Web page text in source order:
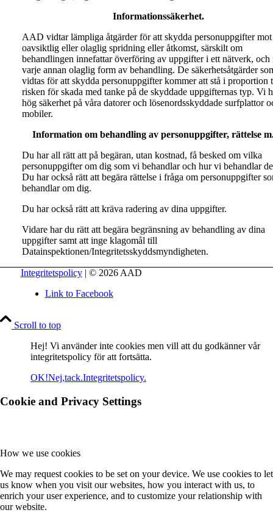
Informationssäkerhet.
AAD vidtar lämpliga åtgärder för att skydda personuppgifter mot
oavsiktlig eller olaglig spridning eller åtkomst, särskilt om
behandlingen innefattar överföring av uppgifter i ett nätverk, och
varje annan olaglig form av behandling. De säkerhetsåtgärder
vidtas för att skydda personuppgifter kommer att stå i proportion
risken för skada med tanke på de skyddade uppgifternas typ. Vi
hög säkerhet på våra datorer och lösenordsskyddade surfplattor
mobiler.
Information om behandling av personuppgifter, rättelse
Du har all rätt att på begäran, utan kostnad, få besked om vilka
personuppgifter om dig som vi behandlar och hur vi behandlar
Du har också rätt att begära rättelse i fråga om personuppgifter
behandlar om dig.
Du har också rätt att kräva radering av dina uppgifter.
Vidare har du rätt att begära begränsning av behandling av dina
uppgifter samt att inge klagomål till
Datainspektionen/Integritetsskyddsmyndigheten.
Integritetspolicy| © 2026 AAD
Link to Facebook
Scroll to top
Hej! Vi använder inte cookies men vill att du godkänner vår
integritetspolicy för att fortsätta.
OK!Nej,tack.Integritetspolicy.
Cookie and Privacy Settings
How we use cookies
We may request cookies to be set on your device. We use cookies to let
us know when you visit our websites, how you interact with us, to
enrich your user experience, and to customize your relationship with
our website.